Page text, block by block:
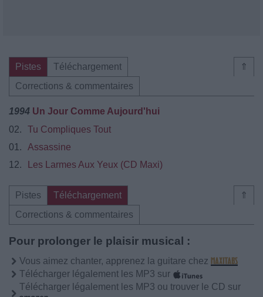
⇑
Pistes
Téléchargement
Corrections & commentaires
1994 Un Jour Comme Aujourd'hui
02.
Tu Compliques Tout
01.
Assassine
12.
Les Larmes Aux Yeux (CD Maxi)
⇑
Pistes
Téléchargement
Corrections & commentaires
Pour prolonger le plaisir musical :
Vous aimez chanter, apprenez la guitare chez
Télécharger légalement les MP3 sur
Télécharger légalement les MP3 ou trouver le CD sur